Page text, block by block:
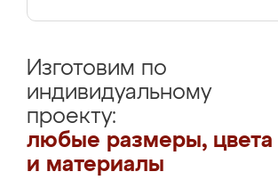
Изготовим по
индивидуальному
проекту:
любые размеры, цвета
и материалы